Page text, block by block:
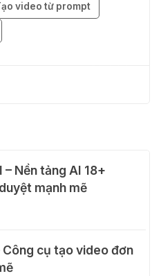
tháng ChatGPT Plus
VPN Mexico
nhận Capcut Pro 1
nhảy múa với Google
video từ prompt
– Nền tảng AI 18+
mạnh mẽ
Công cụ tạo video đơn